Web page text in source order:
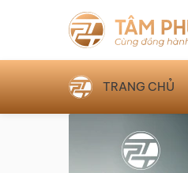
TRANG CHỦ